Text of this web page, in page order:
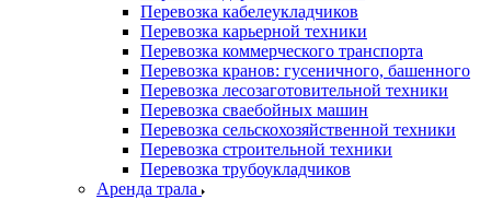
Перевозка кабелеукладчиков
Перевозка карьерной техники
Перевозка коммерческого транспорта
Перевозка кранов: гусеничного, башенного
Перевозка лесозаготовительной техники
Перевозка сваебойных машин
Перевозка сельскохозяйственной техники
Перевозка строительной техники
Перевозка трубоукладчиков
Аренда трала